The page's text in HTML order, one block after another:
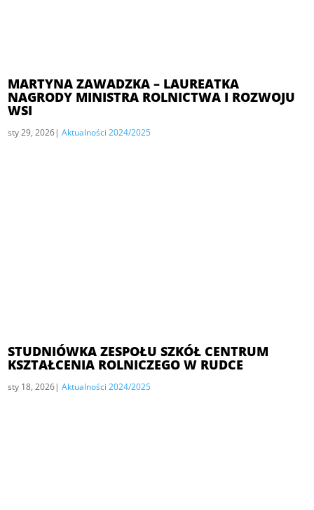
MARTYNA ZAWADZKA – LAUREATKA
NAGRODY MINISTRA ROLNICTWA I ROZWOJU
WSI
sty 29, 2026| Aktualności 2024/2025
STUDNIÓWKA ZESPOŁU SZKÓŁ CENTRUM
KSZTAŁCENIA ROLNICZEGO W RUDCE
sty 18, 2026| Aktualności 2024/2025